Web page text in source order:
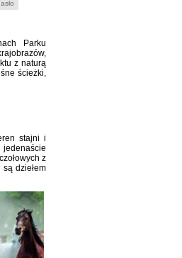
Parku
z naturą
ścieżki,
stajni i
z
dziełem